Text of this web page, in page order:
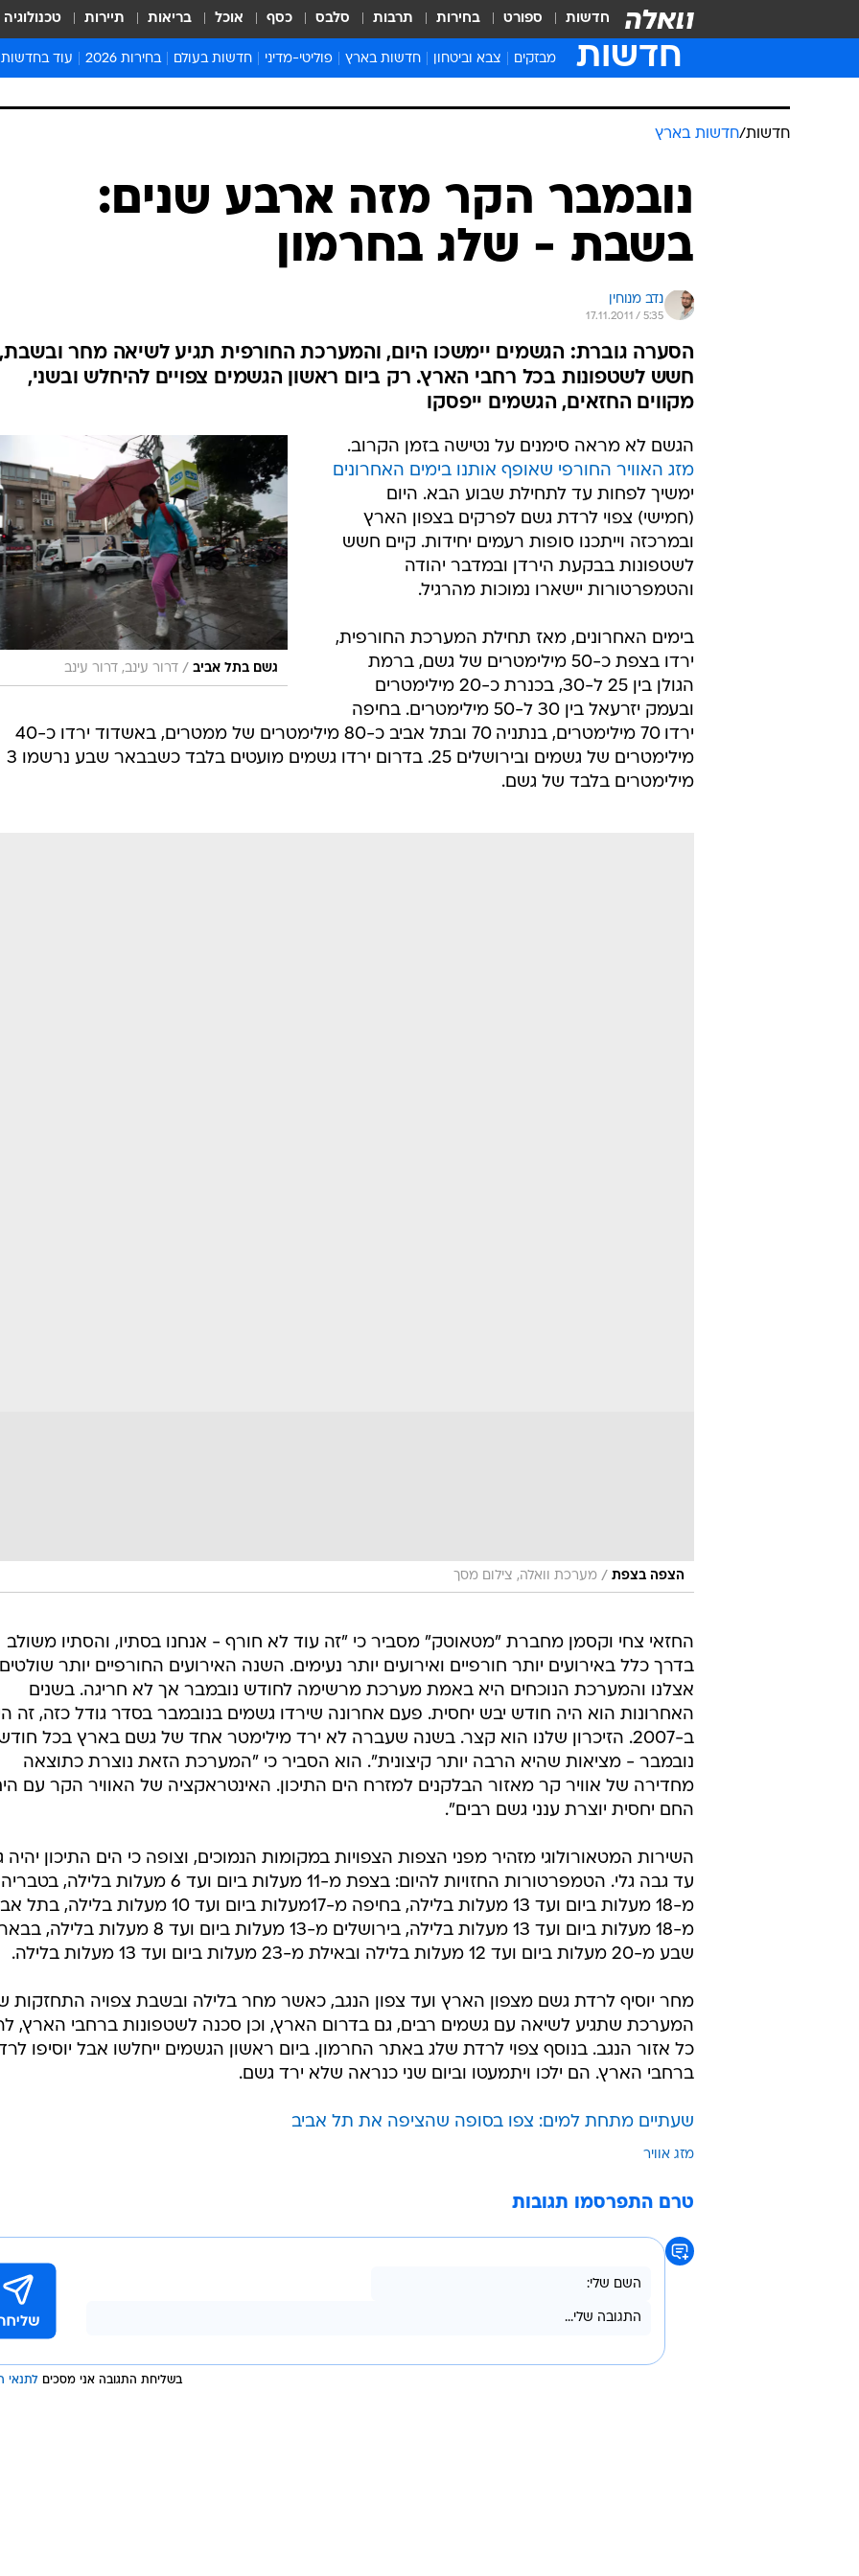
חדשות ספורט בחירות תרבות סלבס כסף אוכל בריאות תיירות טכנולוגיה
חדשות מבזקים צבא וביטחון חדשות בארץ
בריאות
חברה ורווחה
פוליטי-מדיני חדשות בעולם
אפריקה
בחירות 2026 עוד בחדשות
לוח שנה
חדשות יהדות
המייל האדום
חדשות/חדשות בארץ
נובמבר הקר מזה ארבע שנים:
בשבת - שלג בחרמון
נדב מנוחין
17.11.2011 / 5:35
הסערה גוברת: הגשמים יימשכו היום, והמערכת החורפית תגיע לשיאה מחר
חשש לשטפונות בכל רחבי הארץ. רק ביום ראשון הגשמים צפויים להיחלש ובשני,
מקווים החזאים, הגשמים ייפסקו
גשם בתל אביב / דרור עינב, דרור עינב
הגשם לא מראה סימנים על נטישה בזמן הקרוב.
מזג האוויר החורפי שאופף אותנו בימים האחרונים
ימשיך לפחות עד לתחילת שבוע הבא. היום
(חמישי) צפוי לרדת גשם לפרקים בצפון הארץ
ובמרכזה וייתכנו סופות רעמים יחידות. קיים חשש
לשטפונות בבקעת הירדן ובמדבר יהודה
והטמפרטורות יישארו נמוכות מהרגיל.
בימים האחרונים, מאז תחילת המערכת החורפית,
ירדו בצפת כ-50 מילימטרים של גשם, ברמת
הגולן בין 25 ל-30, בכנרת כ-20 מילימטרים
ובעמק יזרעאל בין 30 ל-50 מילימטרים. בחיפה
ירדו 70 מילימטרים, בנתניה 70 ובתל אביב כ-80 מילימטרים של ממטרים, באשדוד ירדו כ-40
מילימטרים של גשמים ובירושלים 25. בדרום ירדו גשמים מועטים בלבד כשבבאר שבע נרשמו 3
מילימטרים בלבד של גשם.
הצפה בצפת / מערכת וואלה, צילום מסך
החזאי צחי וקסמן מחברת "מטאוטק" מסביר כי "זה עוד לא חורף - אנחנו בסתיו, והסתיו משולב
בדרך כלל באירועים יותר חורפיים ואירועים יותר נעימים. השנה האירועים החורפיים יותר שולטים
אצלנו והמערכת הנוכחים היא באמת מערכת מרשימה לחודש נובמבר אך לא חריגה. בשנים
האחרונות הוא היה חודש יבש יחסית. פעם אחרונה שירדו גשמים בנובמבר בסדר גודל כזה, זה
ב-2007. הזיכרון שלנו הוא קצר. בשנה שעברה לא ירד מילימטר אחד של גשם בארץ בכל
נובמבר - מציאות שהיא הרבה יותר קיצונית". הוא הסביר כי "המערכת הזאת נוצרת כתוצאה
מחדירה של אוויר קר מאזור הבלקנים למזרח הים התיכון. האינטראקציה של האוויר הקר עם
החם יחסית יוצרת ענני גשם רבים".
השירות המטאורולוגי מזהיר מפני הצפות הצפויות במקומות הנמוכים, וצופה כי הים התיכון יהיה
עד גבה גלי. הטמפרטורות החזויות להיום: בצפת מ-11 מעלות ביום ועד 6 מעלות בלילה, בטבריה
מ-18 מעלות ביום ועד 13 מעלות בלילה, בחיפה מ-17מעלות ביום ועד 10 מעלות בלילה,
מ-18 מעלות ביום ועד 13 מעלות בלילה, בירושלים מ-13 מעלות ביום ועד 8 מעלות בלילה,
שבע מ-20 מעלות ביום ועד 12 מעלות בלילה ובאילת מ-23 מעלות ביום ועד 13 מעלות בלילה.
מחר יוסיף לרדת גשם מצפון הארץ ועד צפון הנגב, כאשר מחר בלילה ובשבת צפויה התחזקות
המערכת שתגיע לשיאה עם גשמים רבים, גם בדרום הארץ, וכן סכנה לשטפונות ברחבי הארץ,
כל אזור הנגב. בנוסף צפוי לרדת שלג באתר החרמון. ביום ראשון הגשמים ייחלשו אבל יוסיפו
ברחבי הארץ. הם ילכו ויתמעטו וביום שני כנראה שלא ירד גשם.
שעתיים מתחת למים: צפו בסופה שהציפה את תל אביב
מזג אוויר
טרם התפרסמו תגובות
בשליחת התגובה אני מסכים לתנאי